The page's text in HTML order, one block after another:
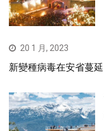
20 1 月, 2023
新變種病毒在安省蔓延